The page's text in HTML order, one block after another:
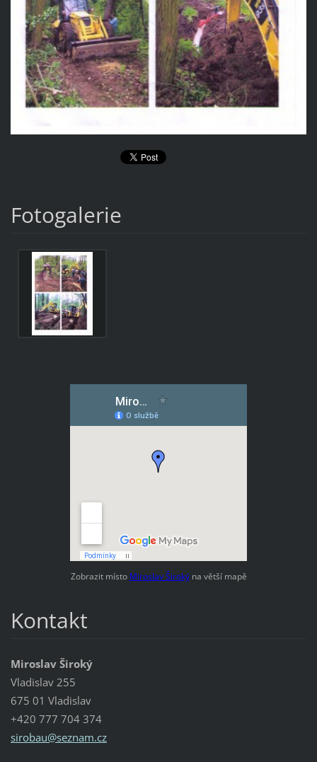
Fotogalerie
Zobrazit místo Miroslav Širokýna větší mapě
Kontakt
Miroslav Široký
Vladislav 255
675 01 Vladislav
+420 777 704 374
sirobau@seznam.cz